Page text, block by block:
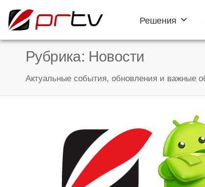
PRTV
конструктор
для
Решения
Рубрика: Новости
Актуальные события, обновления и важные